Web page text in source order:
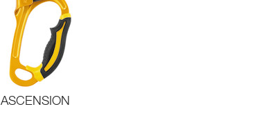
ASCENSION